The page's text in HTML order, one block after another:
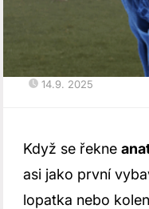
14.9. 2025
Když se řekne
asi jako první
lopatka nebo